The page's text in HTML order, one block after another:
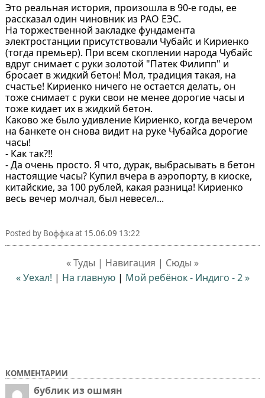
Это реальная история, произошла в 90-е годы, ее
рассказал один чиновник из РАО ЕЭС.
На торжественной закладке фундамента
электростанции присутствовали Чубайс и Кириенко
(тогда премьер). При всем скоплении народа Чубайс
вдруг снимает с руки золотой "Патек Филипп" и
бросает в жидкий бетон! Мол, традиция такая, на
счастье! Кириенко ничего не остается делать, он
тоже снимает с руки свои не менее дорогие часы и
тоже кидает их в жидкий бетон.
Каково же было удивление Кириенко, когда вечером
на банкете он снова видит на руке Чубайса дорогие
часы!
- Как так?!!
- Да очень просто. Я что, дурак, выбрасывать в бетон
настоящие часы? Купил вчера в аэропорту, в киоске,
китайские, за 100 рублей, какая разница! Кириенко
весь вечер молчал, был невесел...
Posted by Воффкаat 15.06.09 13:22
« Туды | Навигация | Сюды »
« Уехал! | На главную| Мой ребёнок - Индиго - 2 »
КОММЕНТАРИИ
бублик из ошмян